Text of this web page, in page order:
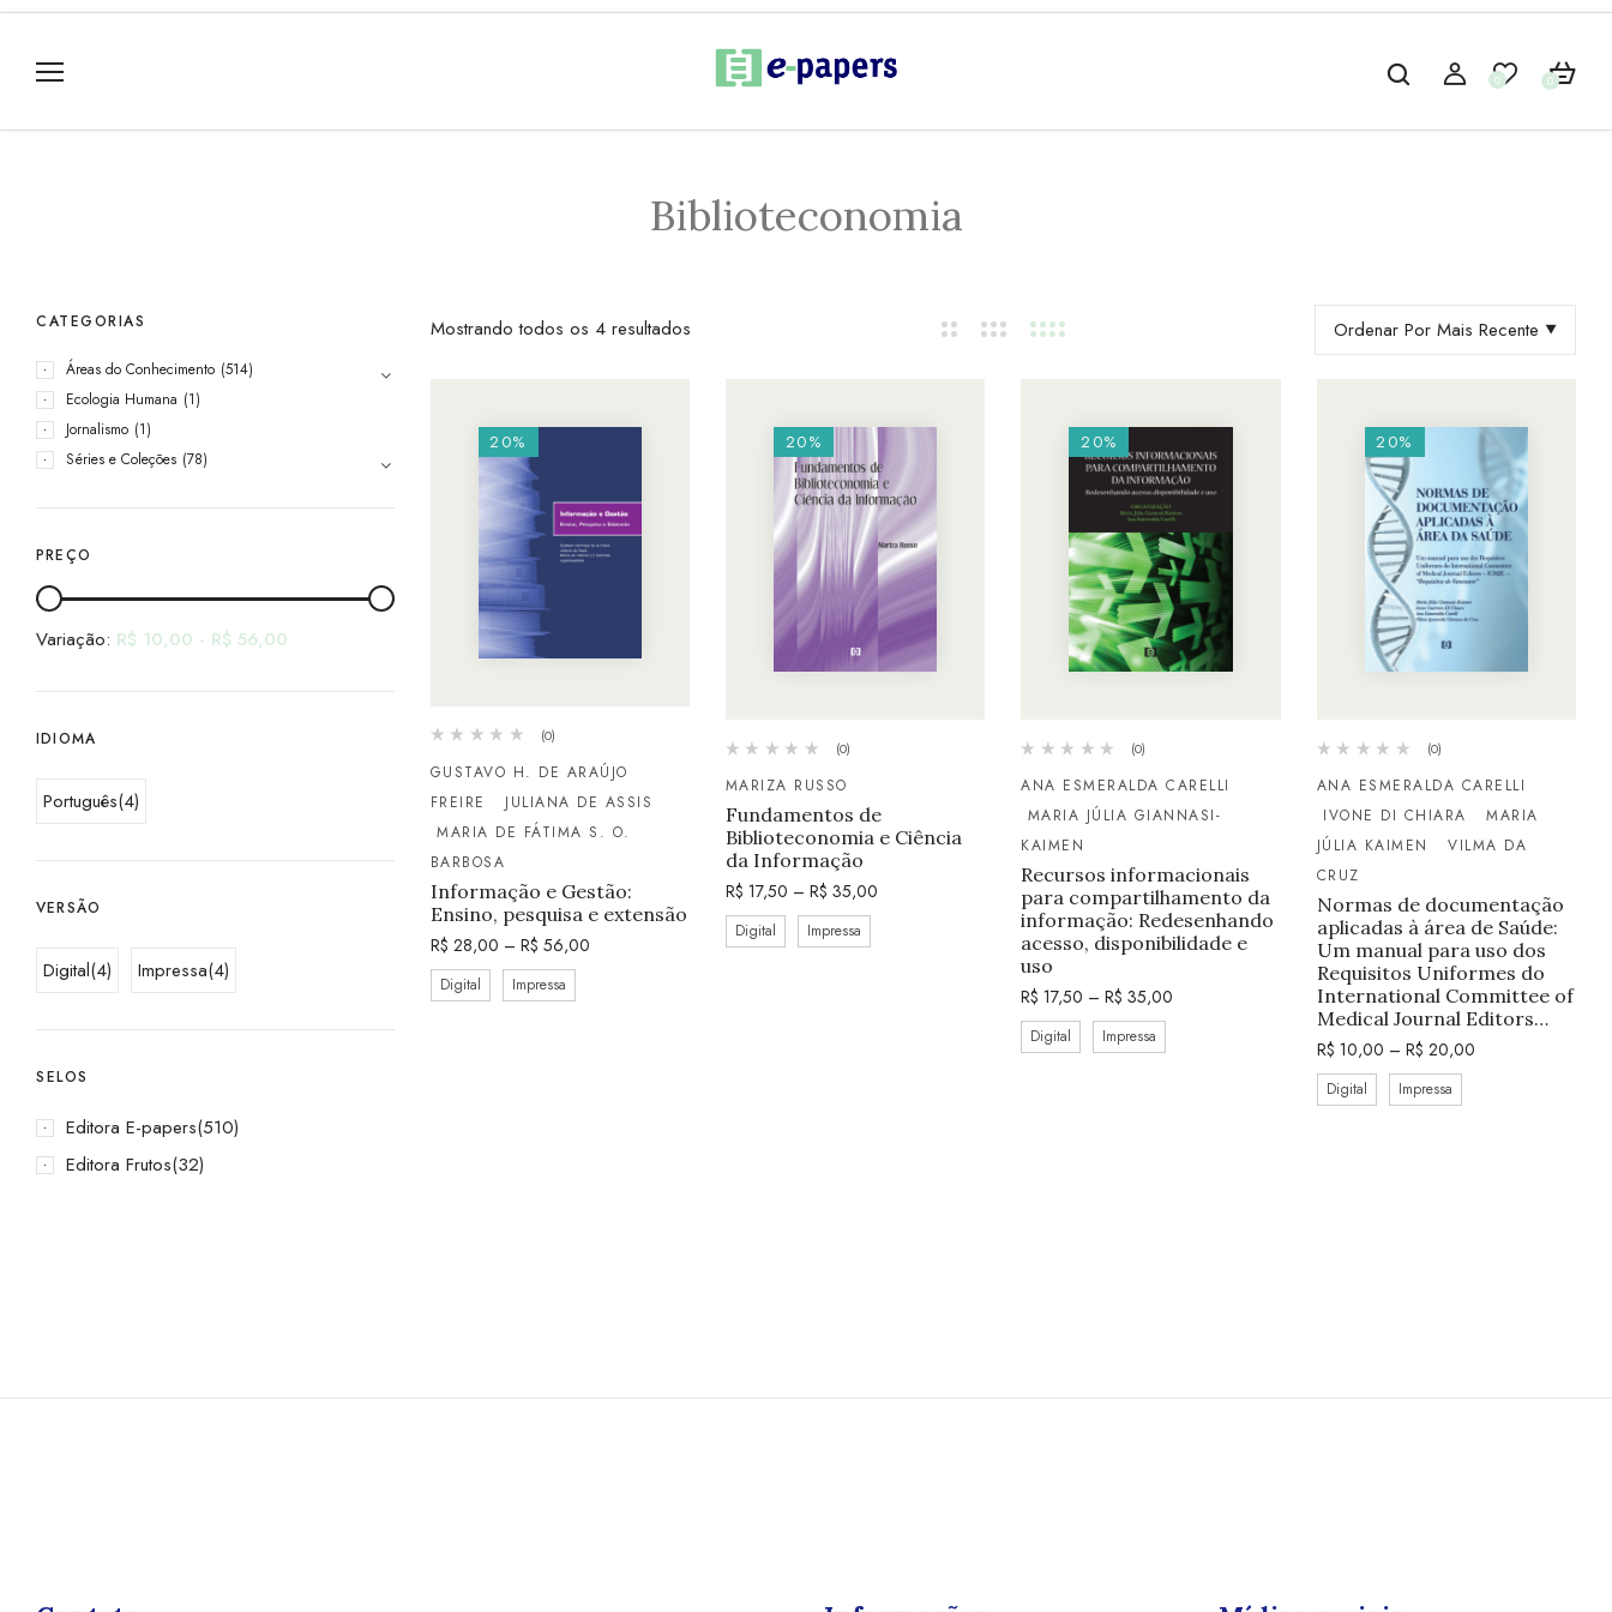
0 0
Biblioteconomia
CATEGORIAS
Áreas do Conhecimento (514)
Ecologia Humana (1)
Jornalismo (1)
Séries e Coleções (78)
PREÇO
Variação: R$ 10,00 - R$ 56,00
IDIOMA
Português(4)
VERSÃO
Digital(4) Impressa(4)
SELOS
Editora E-papers(510)
Editora Frutos(32)
Mostrando todos os 4 resultados Ordenar Por Mais Recente
20%
(0)
GUSTAVO H. DE ARAÚJO
FREIRE
JULIANA DE ASSIS
MARIA DE FÁTIMA S. O.
BARBOSA
Informação e Gestão:
Ensino, pesquisa e extensão
R$ 28,00 – R$ 56,00
Digital Impressa
20%
(0)
MARIZA RUSSO
Fundamentos de
Biblioteconomia e Ciência
da Informação
R$ 17,50 – R$ 35,00
Digital Impressa
20%
(0)
ANA ESMERALDA CARELLI
MARIA JÚLIA GIANNASI-
KAIMEN
Recursos informacionais
para compartilhamento da
informação: Redesenhando
acesso, disponibilidade e
uso
R$ 17,50 – R$ 35,00
Digital Impressa
20%
(0)
ANA ESMERALDA CARELLI
IVONE DI CHIARA
MARIA
JÚLIA KAIMEN
VILMA DA
CRUZ
Normas de documentação
aplicadas à área de Saúde:
Um manual para uso dos
Requisitos Uniformes do
International Committee of
Medical Journal Editors…
R$ 10,00 – R$ 20,00
Digital Impressa